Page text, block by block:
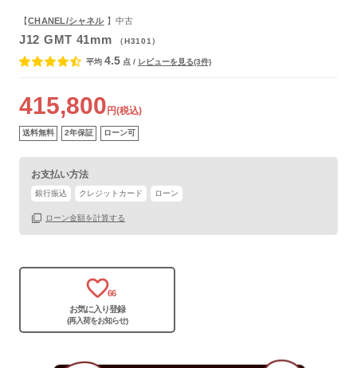
【CHANEL/シャネル】中古
J12 GMT 41mm （H3101）
平均 4.5 点 / レビューを見る(3件)
415,800 円(税込)
送料無料 2年保証 ローン可
お支払い方法
銀行振込 クレジットカード ローン
ローン金額を計算する
66
お気に入り登録
(再入荷をお知らせ)
保証書
箱